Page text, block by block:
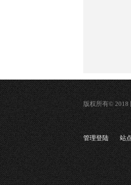
版权所有© 2018
管理登陆 站